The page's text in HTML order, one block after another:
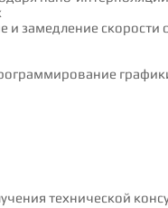
и замедление
технической